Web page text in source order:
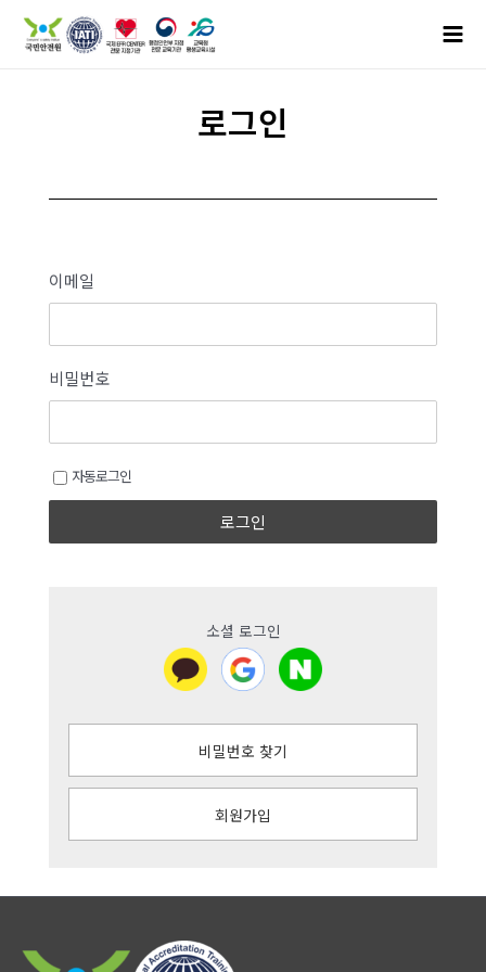
로그인
이메일
비밀번호
자동로그인
로그인
소셜 로그인
비밀번호 찾기
회원가입